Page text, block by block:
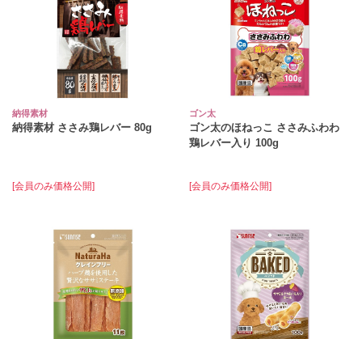
納得素材
納得素材 ささみ鶏レバー 80g
[会員のみ価格公開]
ゴン太
ゴン太のほねっこ ささみふわわ
鶏レバー入り 100g
[会員のみ価格公開]